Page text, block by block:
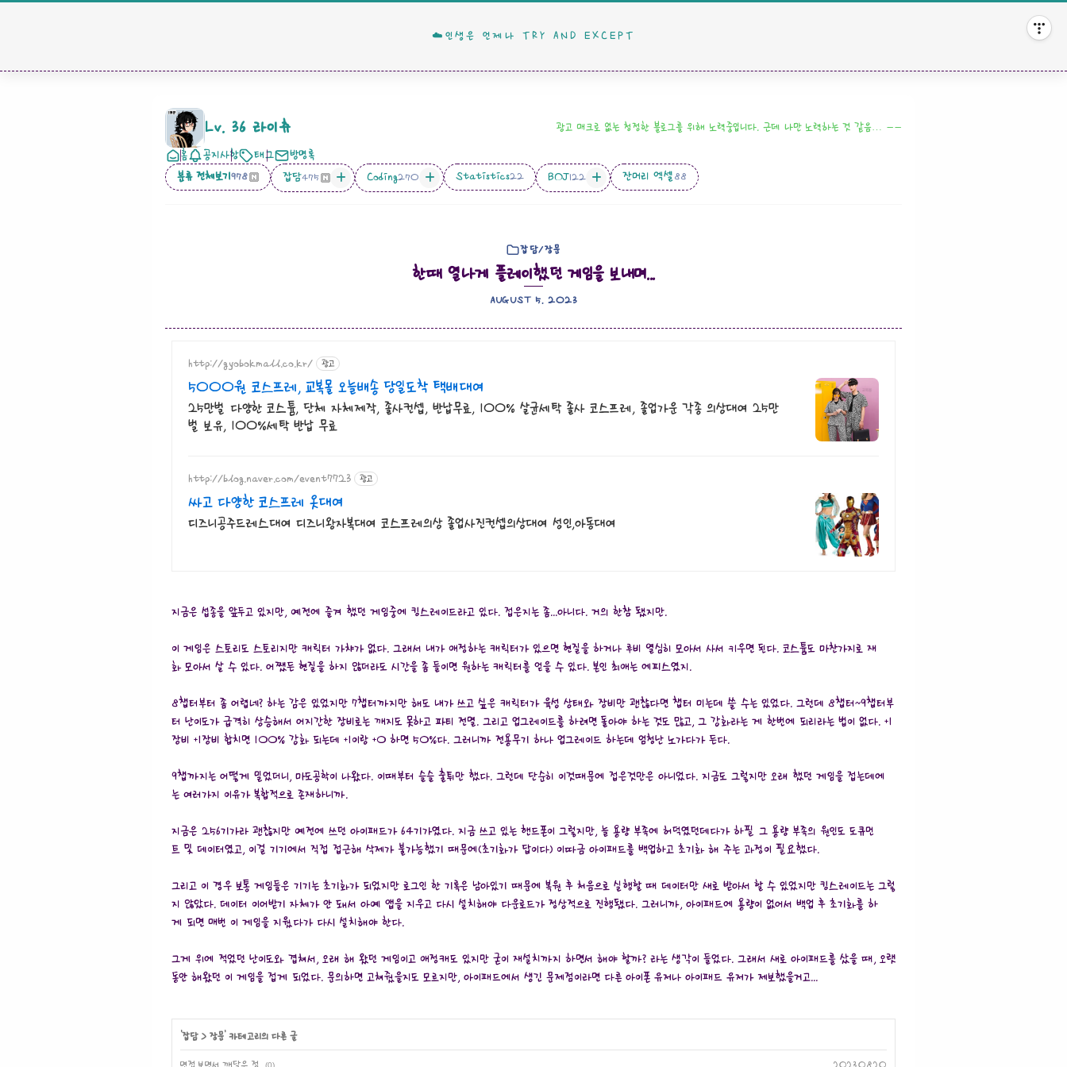
☁️인생은 언제나 TRY AND EXCEPT
Lv. 36 라이츄 광고 매크로 없는 청정한 블로그를 위해 노력중입니다. 근데 나만 노력하는 것 같음… ㅡㅡ
홈 공지사항 태그
방명록
분류 전체보기978 잡담475 Coding270 Statistics22 BOJ122 잔머리 엑셀88
잡담/장문
한때 열나게 플레이했던 게임을 보내며...
AUGUST 5. 2023
http://gyobokmall.co.kr/ 광고
5000원 코스프레, 교복몰 오늘배송 당일도착 택배대여
25만벌 다양한 코스튬, 단체 자체제작, 졸사컨셉, 반납무료, 100% 살균세탁 졸사 코스프레, 졸업가운 각종 의상대여 25만
벌 보유, 100%세탁 반납 무료
http://blog.naver.com/event7723 광고
싸고 다양한 코스프레 옷대여
디즈니공주드레스대여 디즈니왕자복대여 코스프레의상 졸업사진컨셉의상대여 성인,아동대여
지금은 섭종을 앞두고 있지만, 예전에 즐겨 했던 게임중에 킹스레이드라고 있다. 접은지는 좀...아니다. 거의 한참 됐지만.
이 게임은 스토리도 스토리지만 캐릭터 가챠가 없다. 그래서 내가 애정하는 캐릭터가 있으면 현질을 하거나 루비 열심히 모아서 사서 키우면 된다. 코스튬도 마찬가지로 재
화 모아서 살 수 있다. 어쨌든 현질을 하지 않더라도 시간을 좀 들이면 원하는 캐릭터를 얻을 수 있다. 본인 최애는 에피스였지.
8챕터부터 좀 어렵네? 하는 감은 있었지만 7챕터까지만 해도 내가 쓰고 싶은 캐릭터가 육성 상태와 장비만 괜찮다면 챕터 미는데 쓸 수는 있었다. 그런데 8챕터~9챕터부
터 난이도가 급격히 상승해서 어지간한 장비로는 깨지도 못하고 파티 전멸. 그리고 업그레이드를 하려면 돌아야 하는 것도 많고, 그 강화라는 게 한번에 되리라는 법이 없다. +1
장비 +1장비 합치면 100% 강화 되는데 +1이랑 +0 하면 50%다. 그러니까 전용무기 하나 업그레이드 하는데 엄청난 노가다가 든다.
9챕까지는 어떻게 밀었더니, 마도공학이 나왔다. 이때부터 슬슬 출튀만 했다. 그런데 단순히 이것때문에 접은것만은 아니었다. 지금도 그렇지만 오래 했던 게임을 접는데에
는 여러가지 이유가 복합적으로 존재하니까.
지금은 256기가라 괜찮지만 예전에 쓰던 아이패드가 64기가였다. 지금 쓰고 있는 핸드폰이 그렇지만, 늘 용량 부족에 허덕였던데다가 하필 그 용량 부족의 원인도 도큐먼
트 및 데이터였고, 이걸 기기에서 직접 접근해 삭제가 불가능했기 때문에(초기화가 답이다) 이따금 아이패드를 백업하고 초기화 해 주는 과정이 필요했다.
그리고 이 경우 보통 게임들은 기기는 초기화가 되었지만 로그인 한 기록은 남아있기 때문에 복원 후 처음으로 실행할 때 데이터만 새로 받아서 할 수 있었지만 킹스레이드는 그렇
지 않았다. 데이터 이어받기 자체가 안 돼서 아예 앱을 지우고 다시 설치해야 다운로드가 정상적으로 진행됐다. 그러니까, 아이패드에 용량이 없어서 백업 후 초기화를 하
게 되면 매번 이 게임을 지웠다가 다시 설치해야 한다.
그게 위에 적었던 난이도와 겹쳐서, 오래 해 왔던 게임이고 애정캐도 있지만 굳이 재설치까지 하면서 해야 할까? 라는 생각이 들었다. 그래서 새로 아이패드를 샀을 때, 오랫
동안 해왔던 이 게임을 접게 되었다. 문의하면 고쳐줬을지도 모르지만, 아이패드에서 생긴 문제점이라면 다른 아이폰 유저나 아이패드 유저가 제보했을거고...
'잡담> 장문' 카테고리의 다른 글
(0)